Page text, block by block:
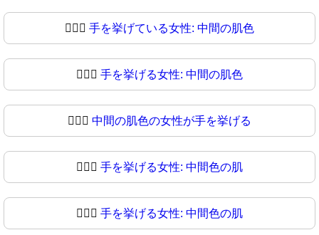
🙋🏼‍♀ 手を挙げている女性: 中間の肌色
🙋🏽‍♀️ 手を挙げる女性: 中間の肌色
🙋🏽‍♀ 中間の肌色の女性が手を挙げる
🙋🏾‍♀️ 手を挙げる女性: 中間色の肌
🙋🏾‍♀ 手を挙げる女性: 中間色の肌